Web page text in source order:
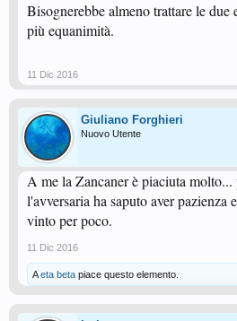
Bisognerebbe almeno trattare le due
più equanimità.
11 Dic 2016
Giuliano Forghieri
Nuovo Utente
A me la Zancaner è piaciuta
l'avversaria ha saputo aver pazienza
vinto per poco.
11 Dic 2016
Aeta beta piace questo elemento.